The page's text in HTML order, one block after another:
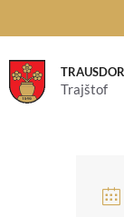
to
content
Trajštof